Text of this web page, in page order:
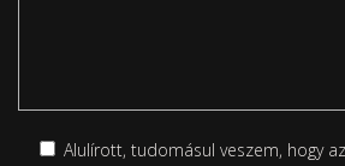
Alulírott, tudomásul veszem, hogy